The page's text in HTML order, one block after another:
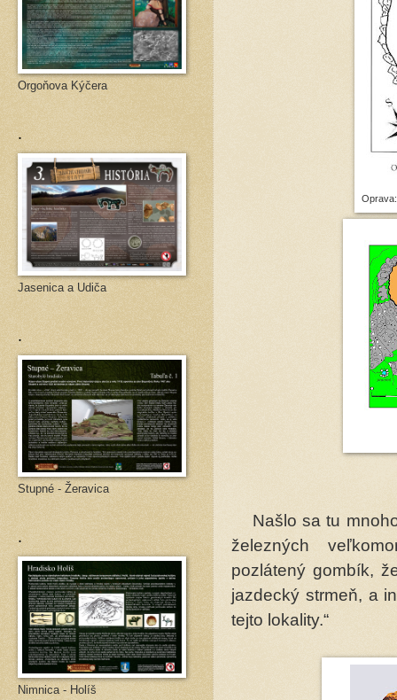
Našlo sa tu
železných
pozlátený gombík,
jazdecký strmeň, a
tejto lokality.“
Orgoňova Kýčera
.
Jasenica a Udiča
.
Stupné - Žeravica
.
Nimnica - Holíš